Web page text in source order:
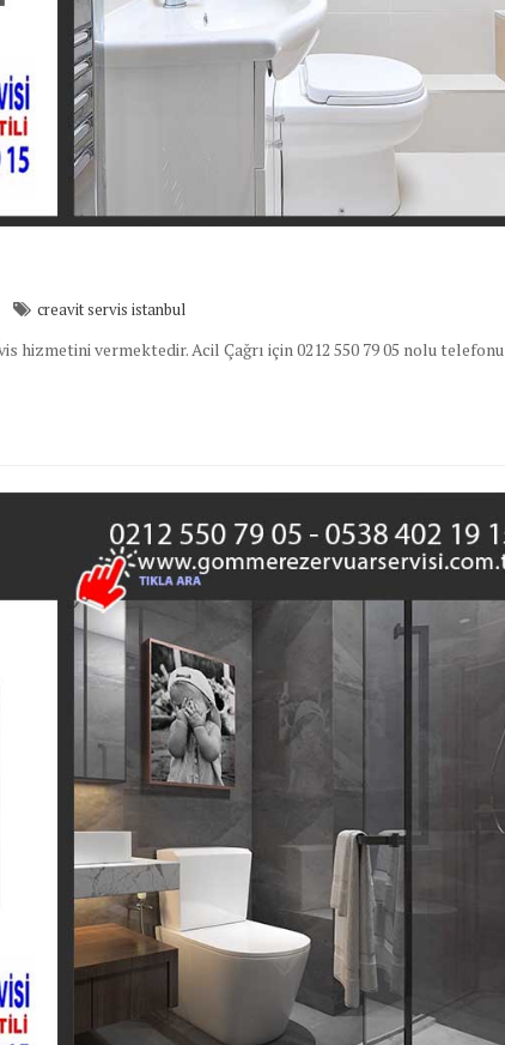
creavit servis istanbul
hizmetini vermektedir. Acil Çağrı için 0212 550 79 05 nolu telefonu